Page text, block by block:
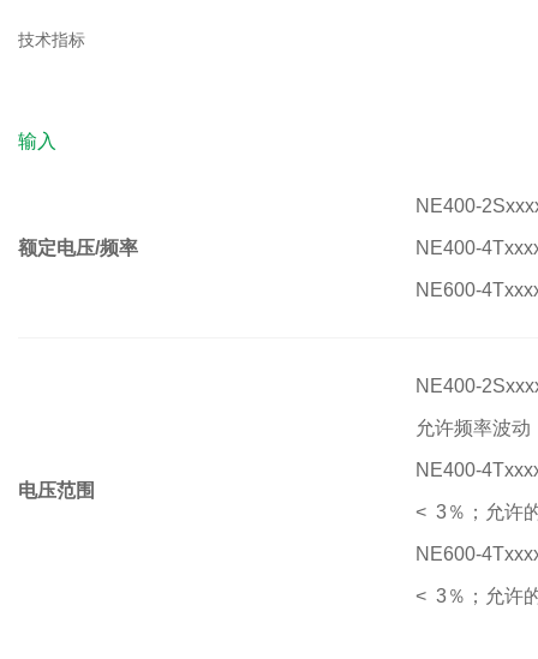
技术指标
输入
额定电压/频率
NE400-
NE400-
NE600-
电压范围
NE400-
允许频率波动
NE400-
< 3％； 允许
NE600-
< 3％； 允许